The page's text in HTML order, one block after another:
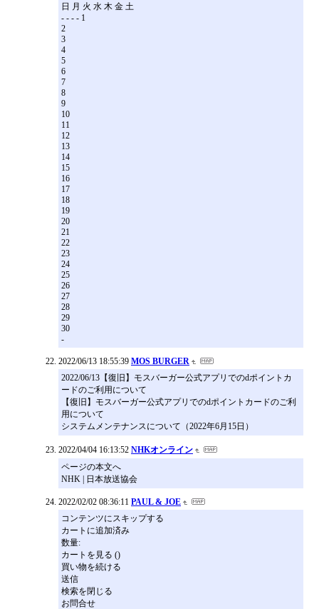
日 月 火 水 木 金 土
- - - - 1
2
3
4
5
6
7
8
9
10
11
12
13
14
15
16
17
18
19
20
21
22
23
24
25
26
27
28
29
30
-
2022/06/13 18:55:39 MOS BURGER
2022/06/13【復旧】モスバーガー公式アプリでのdポイントカ
ードのご利用について
【復旧】モスバーガー公式アプリでのdポイントカードのご利
用について
システムメンテナンスについて（2022年6月15日）
2022/04/04 16:13:52 NHKオンライン
ページの本文へ
NHK | 日本放送協会
2022/02/02 08:36:11 PAUL & JOE
コンテンツにスキップする
カートに追加済み
数量:
カートを見る ()
買い物を続ける
送信
検索を閉じる
お問合せ